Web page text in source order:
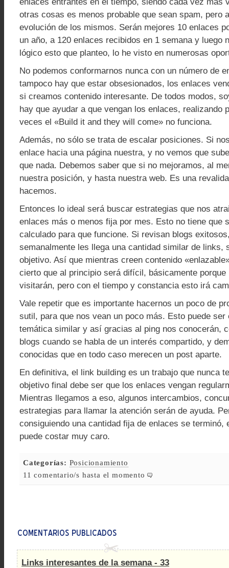
otras cosas es menos probable que sean spam, pero
evolución de los mismos. Serán mejores 10 enlaces
un año, a 120 enlaces recibidos en 1 semana y luego
lógico esto que planteo, lo he visto en numerosas
No podemos conformarnos nunca con un número de
tampoco hay que estar obsesionados, los enlaces
si creamos contenido interesante. De todos modos,
hay que ayudar a que vengan los enlaces, realizando
veces el «Build it and they will come» no funciona.
Además, no sólo se trata de escalar posiciones. Si
enlace hacia una página nuestra, y no vemos que
que nada. Debemos saber que si no mejoramos, al
nuestra posición, y hasta nuestra web. Es una
hacemos.
Entonces lo ideal será buscar estrategias que nos
enlaces más o menos fija por mes. Esto no tiene que
calculado para que funcione. Si revisan blogs
semanalmente les llega una cantidad similar de links,
objetivo. Así que mientras creen contenido
cierto que al principio será difícil, básicamente
visitarán, pero con el tiempo y constancia esto irá
Vale repetir que es importante hacernos un poco de
sutil, para que nos vean un poco más. Esto puede ser
temática similar y así gracias al ping nos conocerán,
blogs cuando se habla de un interés compartido, y
conocidas que en todo caso merecen un post aparte.
En definitiva, el link building es un trabajo que nunca
objetivo final debe ser que los enlaces vengan
Mientras llegamos a eso, algunos intercambios,
estrategias para llamar la atención serán de ayuda.
consiguiendo una cantidad fija de enlaces se terminó,
puede costar muy caro.
Categorías: Posicionamiento
11 comentario/s hasta el momento
Links interesantes de la semana - 33